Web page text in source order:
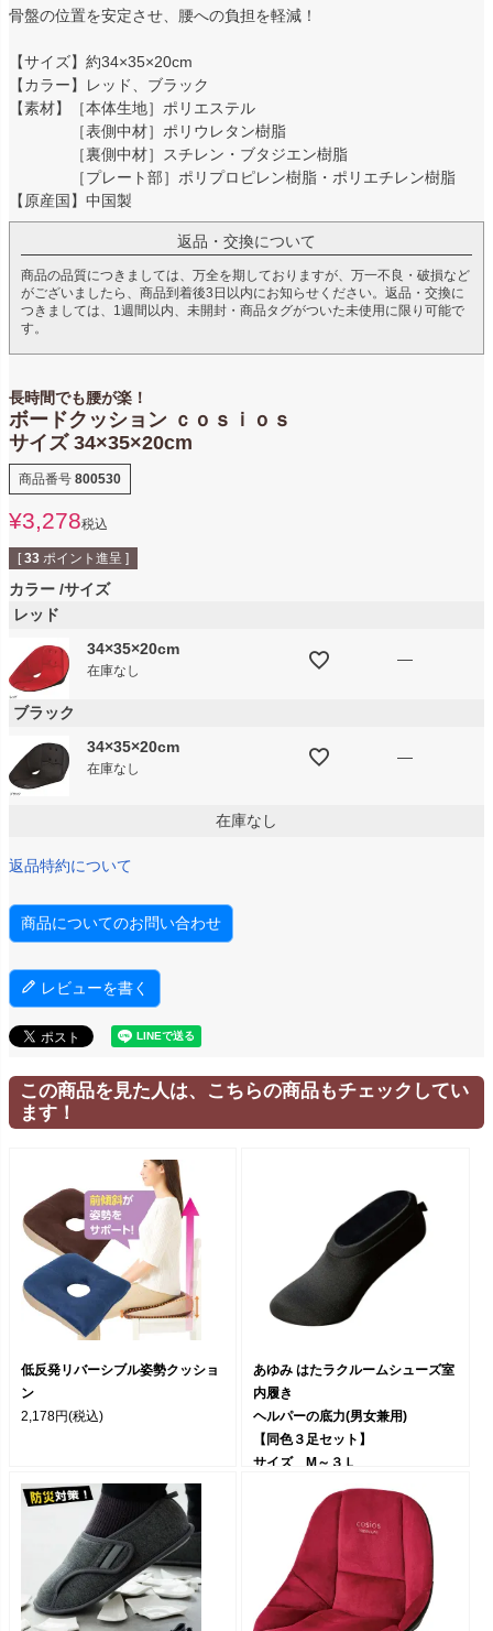
骨盤の位置を安定させ、腰への負担を軽減！
【サイズ】約34×35×20cm
【カラー】レッド、ブラック
【素材】［本体生地］ポリエステル
［表側中材］ポリウレタン樹脂
［裏側中材］スチレン・ブタジエン樹脂
［プレート部］ポリプロピレン樹脂・ポリエチレン樹脂
【原産国】中国製
返品・交換について
商品の品質につきましては、万全を期しておりますが、万一不良・破損など
がございましたら、商品到着後3日以内にお知らせください。返品・交換に
つきましては、1週間以内、未開封・商品タグがついた未使用に限り可能で
す。
長時間でも腰が楽！
ボードクッション ｃｏｓｉｏｓ
サイズ 34×35×20cm
商品番号 800530
¥3,278税込
[ 33 ポイント進呈 ]
カラー サイズ
レッド
34×35×20cm
在庫なし
—
ブラック
34×35×20cm
在庫なし
—
在庫なし
返品特約について
商品についてのお問い合わせ
レビューを書く
この商品を見た人は、こちらの商品もチェックしてい
ます！
低反発リバーシブル姿勢クッショ
ン
2,178円(税込)
あゆみ はたラクルームシューズ室
内履き
ヘルパーの底力(男女兼用)
【同色３足セット】
サイズ M～３Ｌ